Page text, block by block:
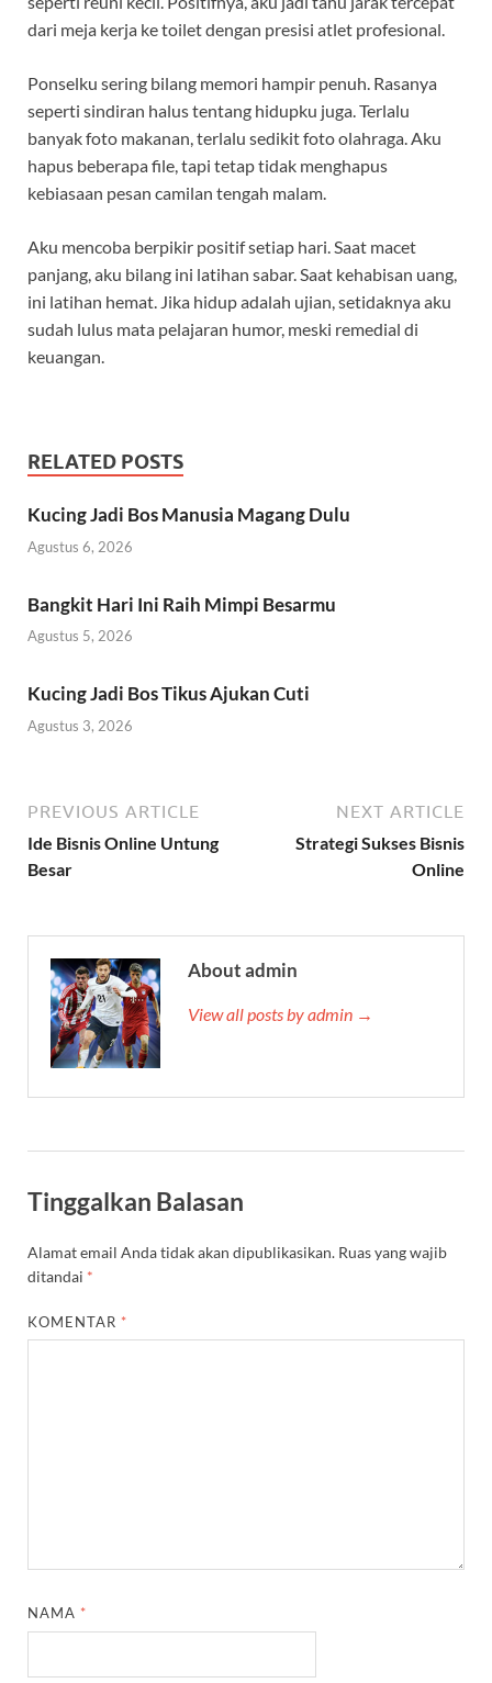
dari meja kerja ke toilet dengan presisi atlet profesional.
Ponselku sering bilang memori hampir penuh. Rasanya
seperti sindiran halus tentang hidupku juga. Terlalu
banyak foto makanan, terlalu sedikit foto olahraga. Aku
hapus beberapa file, tapi tetap tidak menghapus
kebiasaan pesan camilan tengah malam.
Aku mencoba berpikir positif setiap hari. Saat macet
panjang, aku bilang ini latihan sabar. Saat kehabisan uang,
ini latihan hemat. Jika hidup adalah ujian, setidaknya aku
sudah lulus mata pelajaran humor, meski remedial di
keuangan.
RELATED POSTS
Kucing Jadi Bos Manusia Magang Dulu
Agustus 6, 2026
Bangkit Hari Ini Raih Mimpi Besarmu
Agustus 5, 2026
Kucing Jadi Bos Tikus Ajukan Cuti
Agustus 3, 2026
PREVIOUS ARTICLE
Ide Bisnis Online Untung
Besar
NEXT ARTICLE
Strategi Sukses Bisnis
Online
About admin
View all posts by admin →
Tinggalkan Balasan
Alamat email Anda tidak akan dipublikasikan. Ruas yang wajib
ditandai *
KOMENTAR *
NAMA *